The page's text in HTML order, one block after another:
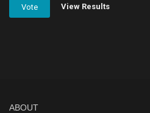
Vote View Results
ABOUT